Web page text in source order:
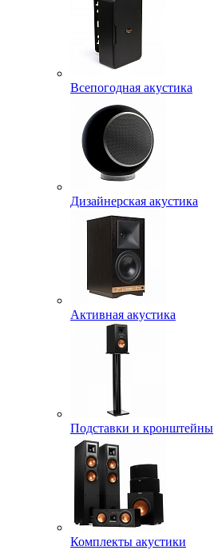
Всепогодная акустика
Дизайнерская акустика
Активная акустика
Подставки и кронштейны
Комплекты акустики